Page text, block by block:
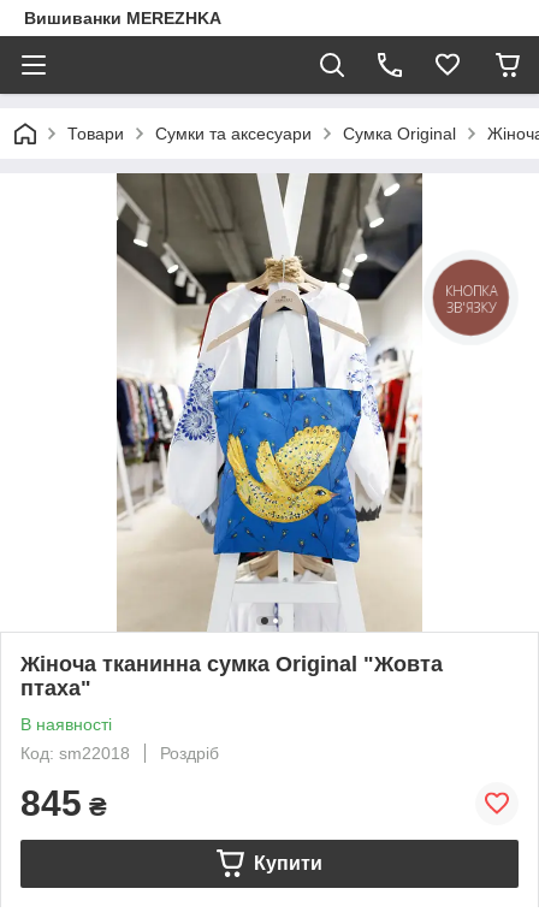
Вишиванки MEREZHKA
Товари Сумки та аксесуари Сумка Original
Жіноча тканинна сумка Original "Жовта
птаха"
В наявності
Код: sm22018
Роздріб
845 ₴
Купити
КНОПКА
ЗВ'ЯЗКУ